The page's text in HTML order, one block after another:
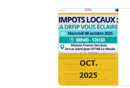
OCT.
2025